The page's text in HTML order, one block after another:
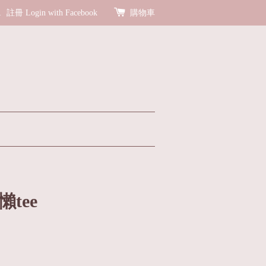
註冊 Login with Facebook 購物車
tee